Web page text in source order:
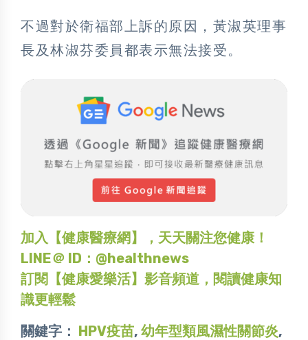
不過對於衛福部上訴的原因，黃淑英理事
長及林淑芬委員都表示無法接受。
加入【健康醫療網】，天天關注您健康！
LINE＠ ID：@healthnews
訂閱【健康愛樂活】影音頻道，閱讀健康知
識更輕鬆
關鍵字： HPV疫苗, 幼年型類風濕性關節炎,